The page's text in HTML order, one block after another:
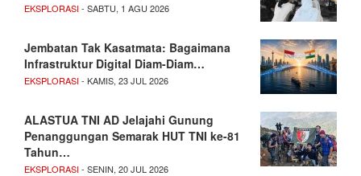
EKSPLORASI- SABTU, 1 AGU 2026
Jembatan Tak Kasatmata: Bagaimana
Infrastruktur Digital Diam-Diam…
EKSPLORASI- KAMIS, 23 JUL 2026
ALASTUA TNI AD Jelajahi Gunung
Penanggungan Semarak HUT TNI ke-81
Tahun…
EKSPLORASI- SENIN, 20 JUL 2026